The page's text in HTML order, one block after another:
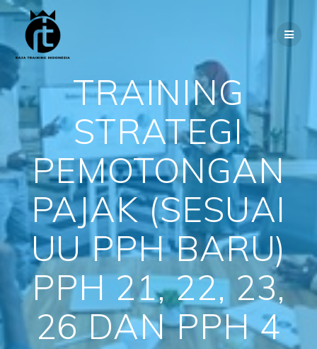
TRAINING
STRATEGI
PEMOTONGAN
PAJAK (SESUAI
UU PPH BARU)
PPH 21, 22, 23,
26 DAN PPH 4